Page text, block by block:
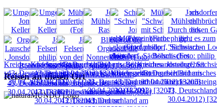
Reisen an diesen Ort